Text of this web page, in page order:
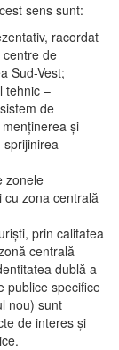
sens sunt:
racordat
de
Sud-Vest;
tehnic –
de
şi
zonele
zona centrală
prin calitatea
centrală
dublă a
publice specifice
nou) sunt
de interes şi